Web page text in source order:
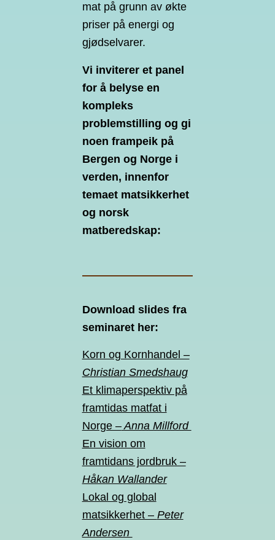
mat på grunn av økte
priser på energi og
gjødselvarer.
Vi inviterer et panel
for å belyse en
kompleks
problemstilling og gi
noen frampeik på
Bergen og Norge i
verden, innenfor
temaet matsikkerhet
og norsk
matberedskap:
Download slides fra
seminaret her:
Korn og Kornhandel –
Christian Smedshaug
Et klimaperspektiv på
framtidas matfat i
Norge –Anna Millford
En vision om
framtidans jordbruk –
Håkan Wallander
Lokal og global
matsikkerhet – Peter
Andersen